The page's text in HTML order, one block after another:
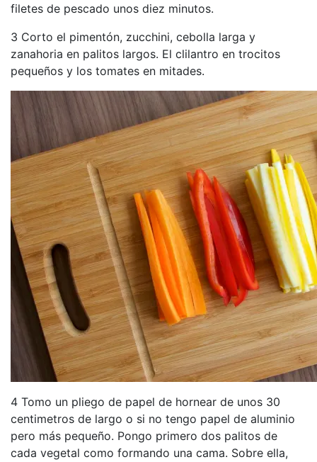
filetes de pescado unos diez minutos.
3 Corto el pimentón, zucchini, cebolla larga y
zanahoria en palitos largos. El clilantro en trocitos
pequeños y los tomates en mitades.
4 Tomo un pliego de papel de hornear de unos 30
centimetros de largo o si no tengo papel de aluminio
pero más pequeño. Pongo primero dos palitos de
cada vegetal como formando una cama. Sobre ella,